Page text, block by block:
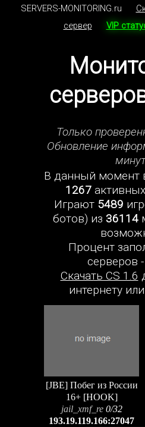
SERVERS-MONITORING.ru
сервер
VIP
Только
Обновление
В данный момент
1267
Играют 5489
ботов) из 36114
Процент
серверов -
Скачать CS 1.6
интернету
[JBE] Побег из России
16+ [HOOK]
jail_xmf_re 0/32
193.19.119.166:27047